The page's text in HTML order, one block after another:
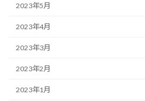
2023年5月
2023年4月
2023年3月
2023年2月
2023年1月